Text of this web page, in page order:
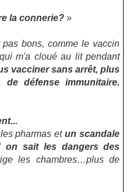
la connerie?»
bons, comme le vaccin
m'a cloué au lit pendant
vacciner sans arrêt, plus
défense immunitaire.
pharmas etun scandale
on sait les dangers des
les chambres…plus de